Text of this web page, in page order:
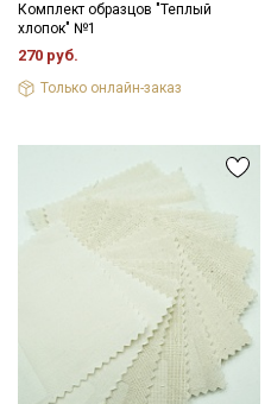
Комплект образцов "Теплый
хлопок" №1
270 руб.
Только онлайн-заказ